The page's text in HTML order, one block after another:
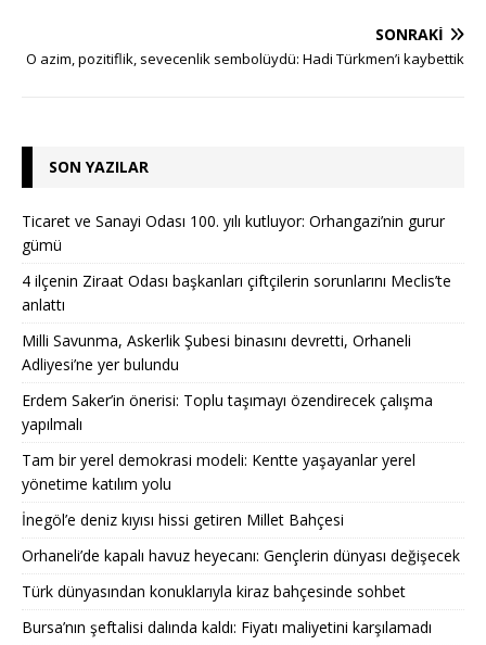
SONRAKI
O azim, pozitiflik, sevecenlik sembolüydü: Hadi Türkmen’i kaybettik
SON YAZILAR
Ticaret ve Sanayi Odası 100. yılı kutluyor: Orhangazi’nin gurur
gümü
4 ilçenin Ziraat Odası başkanları çiftçilerin sorunlarını Meclis’te
anlattı
Milli Savunma, Askerlik Şubesi binasını devretti, Orhaneli
Adliyesi’ne yer bulundu
Erdem Saker’in önerisi: Toplu taşımayı özendirecek çalışma
yapılmalı
Tam bir yerel demokrasi modeli: Kentte yaşayanlar yerel
yönetime katılım yolu
İnegöl’e deniz kıyısı hissi getiren Millet Bahçesi
Orhaneli’de kapalı havuz heyecanı: Gençlerin dünyası değişecek
Türk dünyasından konuklarıyla kiraz bahçesinde sohbet
Bursa’nın şeftalisi dalında kaldı: Fiyatı maliyetini karşılamadı